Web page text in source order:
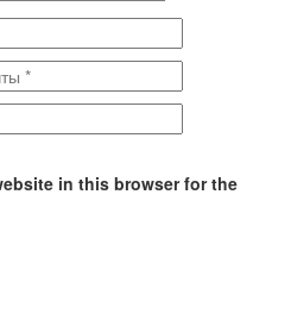
in this browser for the